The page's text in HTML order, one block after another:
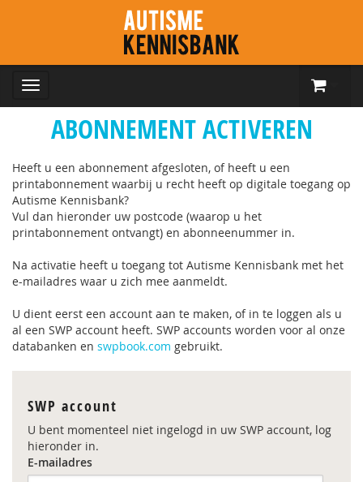
ABONNEMENT ACTIVEREN
Heeft u een abonnement afgesloten, of heeft u een
printabonnement waarbij u recht heeft op digitale toegang op
Autisme Kennisbank?
Vul dan hieronder uw postcode (waarop u het
printabonnement ontvangt) en abonneenummer in.
Na activatie heeft u toegang tot Autisme Kennisbank met het
e-mailadres waar u zich mee aanmeldt.
U dient eerst een account aan te maken, of in te loggen als u
al een SWP account heeft. SWP accounts worden voor al onze
databanken en swpbook.com gebruikt.
SWP account
U bent momenteel niet ingelogd in uw SWP account, log
hieronder in.
E-mailadres